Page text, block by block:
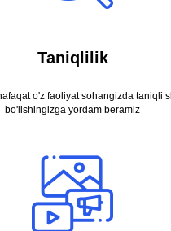
Taniqlilik
o'z faoliyat sohangizda taniqli
bo'lishingizga yordam beramiz